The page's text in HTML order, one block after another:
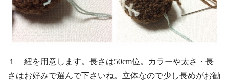
１ 紐を用意します。長さは50cm位。カラーや太さ・長
さはお好みで選んで下さいね。立体なので少し長めがお勧